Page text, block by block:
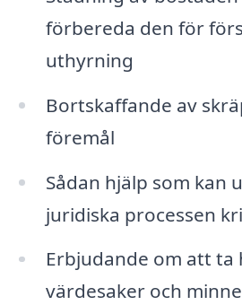
förbereda den för
uthyrning
Bortskaffande av
föremål
Sådan hjälp som kan
juridiska processen
Erbjudande om att ta
värdesaker och